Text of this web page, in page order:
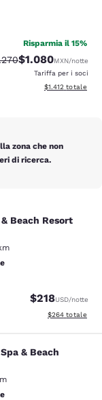
Risparmia il 15%
di barratura:
Tariffa scontata:
$1.080MXN/notte
Tariffa per i soci
Visualizza i
$1.412 totale
zona che non
di ricerca.
Beach
Beach Resort
$218USD/notte
Visualizza i
$264 totale
&
& Beach